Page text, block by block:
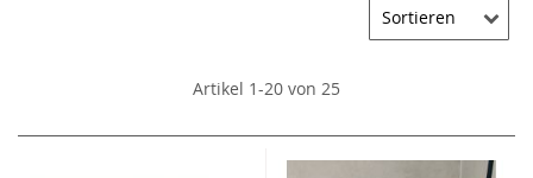
Artikel 1-20 von 25